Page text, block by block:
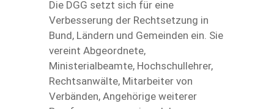
Die DGG setzt sich für eine
Verbesserung der Rechtsetzung in
Bund, Ländern und Gemeinden ein. Sie
vereint Abgeordnete,
Ministerialbeamte, Hochschullehrer,
Rechtsanwälte, Mitarbeiter von
Verbänden, Angehörige weiterer